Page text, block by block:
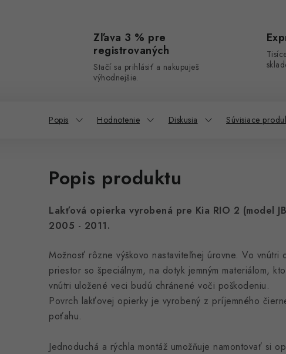
Zľava 3 % pre
registrovaných
Stačí sa prihlásiť a nakupuješ
výhodnejšie.
Popis Hodnotenie Diskusia Súvisiace
Popis produktu
Lakťová opierka vyrobená pre Kia RIO 2 (model
2005 - 2011.
Možnosť rôzne výškovo nastaviteľnej úrovne. Vo vnútri
priestor so špeciálnym, na dotyk jemným materiálom,
vnútri uložené veci budú chránené voči poškodeniu.
Povrch lakťovej opierky je vyrobený z príjemného
poťahu.
Jednoduchá a rýchla montáž umožňuje namontovať si